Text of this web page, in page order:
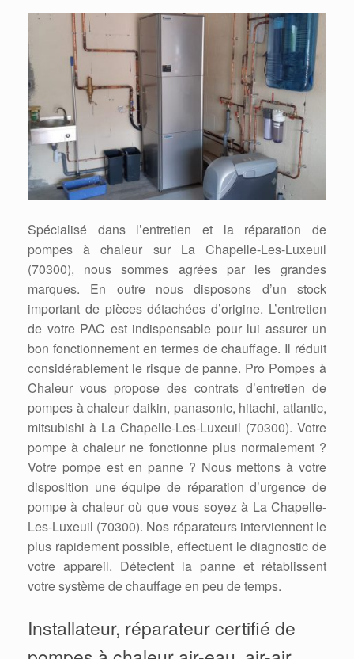
Spécialisé dans l’entretien et la réparation de
pompes à chaleur sur La Chapelle-Les-Luxeuil
(70300), nous sommes agrées par les grandes
marques. En outre nous disposons d’un stock
important de pièces détachées d’origine. L’entretien
de votre PAC est indispensable pour lui assurer un
bon fonctionnement en termes de chauffage. Il réduit
considérablement le risque de panne. Pro Pompes à
Chaleur vous propose des contrats d’entretien de
pompes à chaleur daikin, panasonic, hitachi, atlantic,
mitsubishi à La Chapelle-Les-Luxeuil (70300). Votre
pompe à chaleur ne fonctionne plus normalement ?
Votre pompe est en panne ? Nous mettons à votre
disposition une équipe de réparation d’urgence de
pompe à chaleur où que vous soyez à La Chapelle-
Les-Luxeuil (70300). Nos réparateurs interviennent le
plus rapidement possible, effectuent le diagnostic de
votre appareil. Détectent la panne et rétablissent
votre système de chauffage en peu de temps.
Installateur, réparateur certifié de